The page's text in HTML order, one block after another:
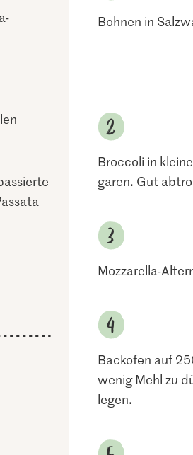
Bohnen in
Broccoli in
garen. Gut
Mozzarella-
Backofen auf
wenig Mehl zu
legen.